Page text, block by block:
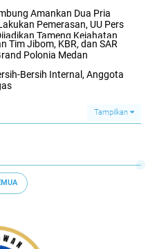
Amankan Dua Pria
Pemerasan, UU Pers
Tameng Kejahatan
Tim Jibom, KBR, dan SAR
Polonia Medan
Bersih Internal, Anggota
Tampilkan